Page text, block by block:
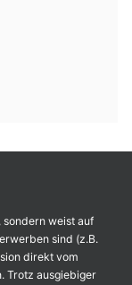
weist auf
sind (z.B.
direkt vom
Trotz ausgiebiger